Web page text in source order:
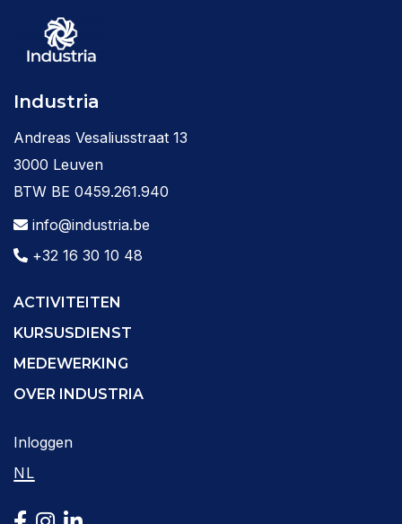
Industria
Andreas Vesaliusstraat 13
3000 Leuven
BTW BE 0459.261.940
info@industria.be
+32 16 30 10 48
ACTIVITEITEN
KURSUSDIENST
MEDEWERKING
OVER INDUSTRIA
Inloggen
NL